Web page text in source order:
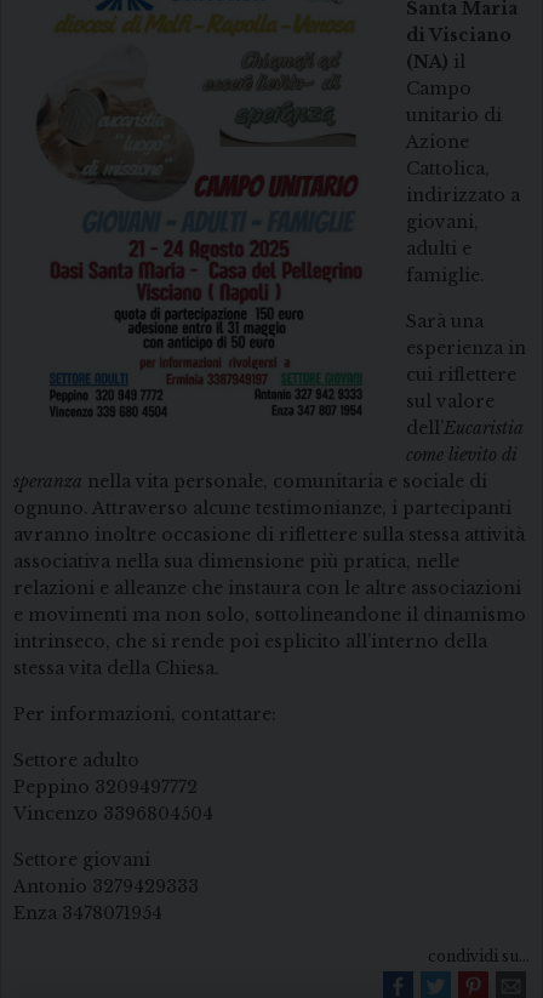
Santa Maria
di Visciano
(NA) il
Campo
unitario di
Azione
Cattolica,
indirizzato a
giovani,
adulti e
famiglie.
Sarà una
esperienza in
cui riflettere
sul valore
dell’Eucaristia
come lievito di
speranza nella vita personale, comunitaria e sociale di
ognuno. Attraverso alcune testimonianze, i partecipanti
avranno inoltre occasione di riflettere sulla stessa attività
associativa nella sua dimensione più pratica, nelle
relazioni e alleanze che instaura con le altre associazioni
e movimenti ma non solo, sottolineandone il dinamismo
intrinseco, che si rende poi esplicito all’interno della
stessa vita della Chiesa.
Per informazioni, contattare:
Settore adulto
Peppino 3209497772
Vincenzo 3396804504
Settore giovani
Antonio 3279429333
Enza 3478071954
condividi su...